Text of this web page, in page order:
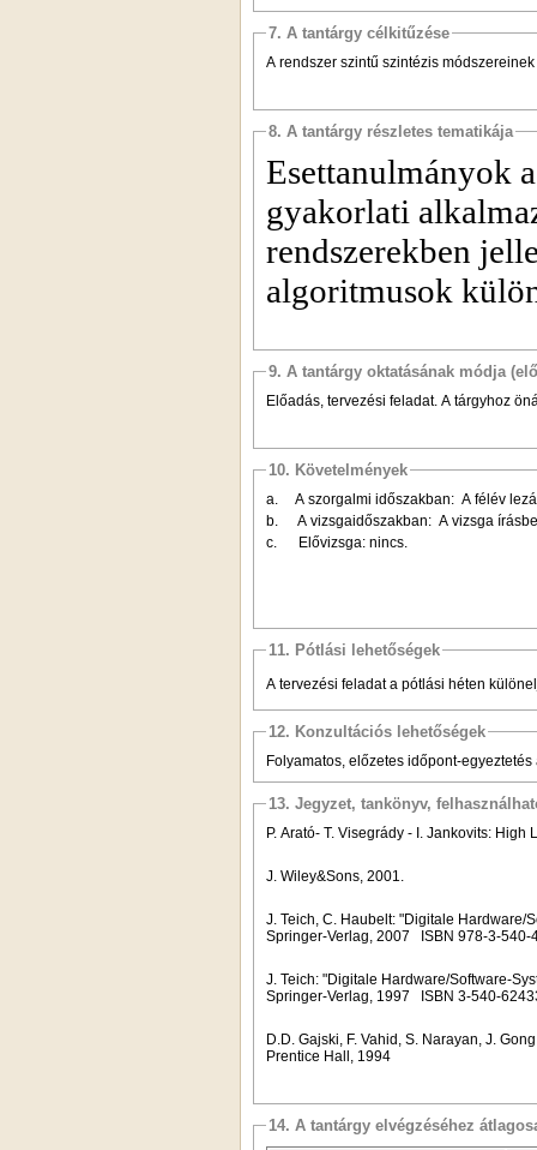
7. A tantárgy célkitűzése
A rendszer szintű szintézis
8. A tantárgy részletes tematikája
Esettanulmányok
gyakorlati
rendszerekben
algoritmusok
9. A tantárgy oktatásának módja
Előadás, tervezési feladat. A tárgyhoz
10. Követelmények
a. A szorgalmi időszakban: A félév
b.
A vizsgaidőszakban: A vizsga
c. Elővizsga: nincs.
11. Pótlási lehetőségek
A tervezési feladat a pótlási héten
12. Konzultációs lehetőségek
Folyamatos, előzetes időpont-egyeztetés
13. Jegyzet, tankönyv,
P. Arató- T. Visegrády - I. Jankovits:
J. Wiley&Sons, 2001.
J. Teich, C. Haubelt: "Digitale Hardware/
Springer-Verlag, 2007
ISBN 978-3-540-
J. Teich: "Digitale Hardware/Software-
Springer-Verlag, 1997
ISBN 3-540-
D.D. Gajski, F. Vahid, S. Narayan, J.
Prentice Hall, 1994
14. A tantárgy elvégzéséhez